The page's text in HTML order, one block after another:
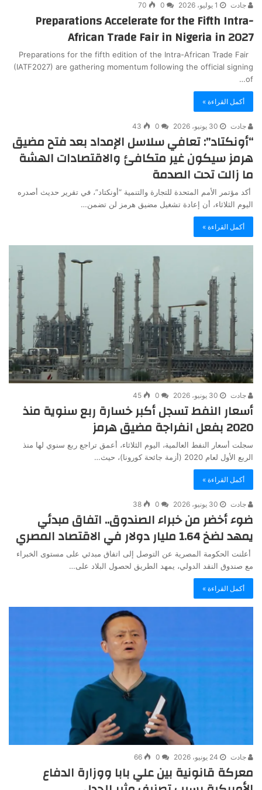
جادت 1 يوليو، 2026 0
70
Preparations Accelerate for the Fifth Intra-
African Trade Fair in Nigeria in 2027
Preparations for the fifth edition of the Intra-African Trade Fair
(IATF2027) are gathering momentum following the official signing
of…
أكمل القراءة »
جادت 30 يونيو، 2026 0
43
“أونكتاد”: تعافي سلاسل الإمداد بعد فتح مضيق
هرمز سيكون غير متكافئ والاقتصادات الهشة
ما زالت تحت الصدمة
أكد مؤتمر الأمم المتحدة للتجارة والتنمية “أونكتاد”، في تقرير حديث أصدره
اليوم الثلاثاء، أن إعادة تشغيل مضيق هرمز لن تضمن…
أكمل القراءة »
جادت 30 يونيو، 2026 0
45
أسعار النفط تسجل أكبر خسارة ربع سنوية منذ
2020 بفعل انفراجة مضيق هرمز
سجلت أسعار النفط العالمية، اليوم الثلاثاء، أعمق تراجع ربع سنوي لها منذ
الربع الأول لعام 2020 (أزمة جائحة كورونا)، حيث…
أكمل القراءة »
جادت 30 يونيو، 2026 0
38
ضوء أخضر من خبراء الصندوق.. اتفاق مبدئي
يمهد لضخ 1.64 مليار دولار في الاقتصاد المصري
أعلنت الحكومة المصرية عن التوصل إلى اتفاق مبدئي على مستوى الخبراء
مع صندوق النقد الدولي، يمهد الطريق لحصول البلاد على…
أكمل القراءة »
جادت 24 يونيو، 2026 0
66
معركة قانونية بين علي بابا ووزارة الدفاع